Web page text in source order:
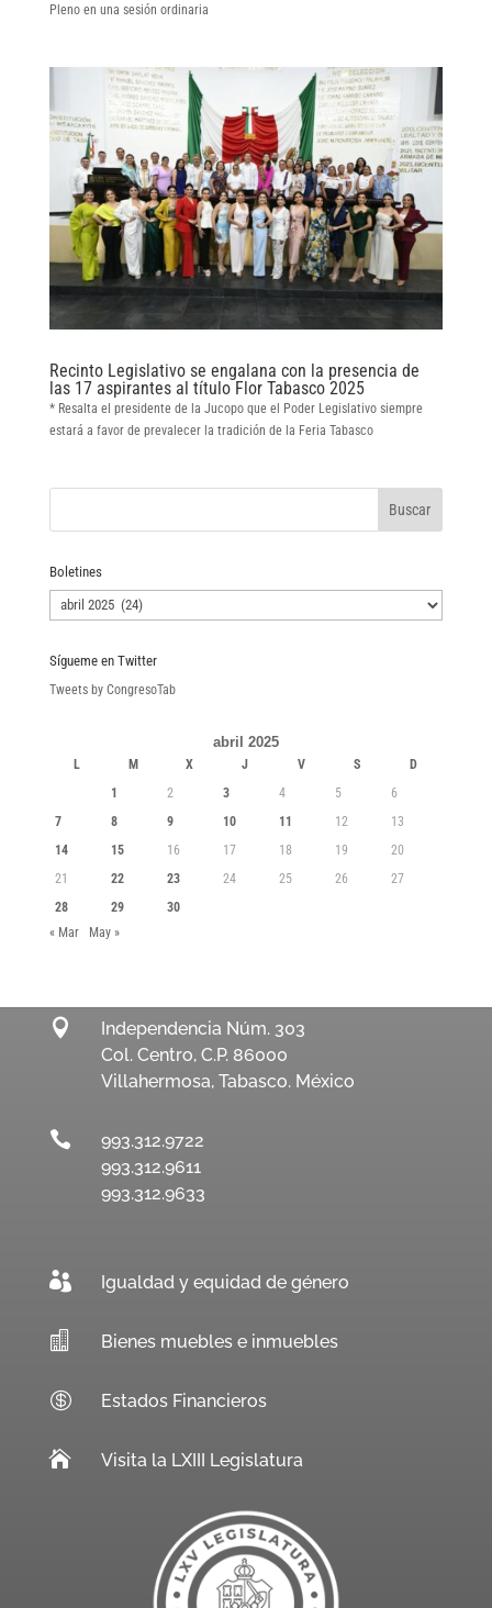
Pleno en una sesión ordinaria
Recinto Legislativo se engalana con la presencia de
las 17 aspirantes al título Flor Tabasco 2025
* Resalta el presidente de la Jucopo que el Poder Legislativo siempre
estará a favor de prevalecer la tradición de la Feria Tabasco
Boletines
Boletines
Sígueme en Twitter
Tweets by CongresoTab
abril 2025
L M X J V S
D
1
2 3 4 5
6
7
8 9 10 11 12
13
14
15 16 17 18 19
20
21
22 23 24 25 26
27
28
29
30
« Mar
May »

Independencia Núm. 303
Col. Centro, C.P. 86000
Villahermosa, Tabasco. México

993.312.9722
993.312.9611
993.312.9633
 Igualdad y equidad de género
 Bienes muebles e inmuebles
 Estados Financieros
 Visita la LXIII Legislatura